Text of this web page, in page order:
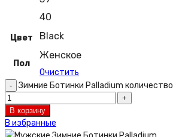
40
Цвет Black
Пол
Женское
Очистить
Зимние Ботинки Palladium количество
В корзину
В избранные